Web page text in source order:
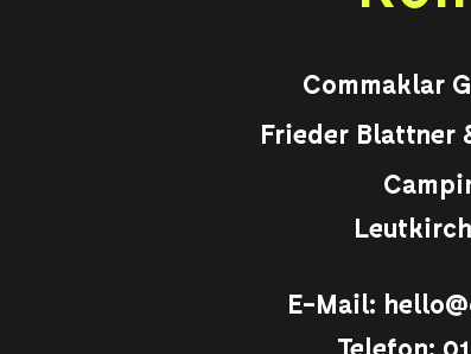
Commaklar
Frieder Blattner
E-Mail:
Telefon: